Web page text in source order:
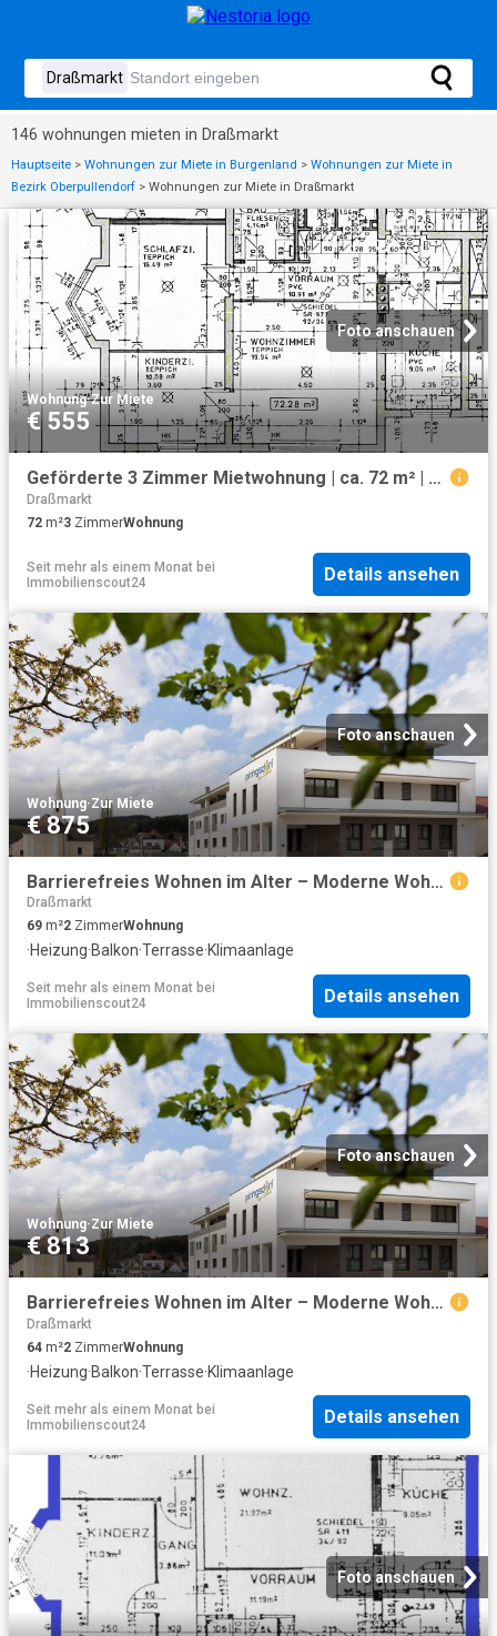
146 wohnungen mieten in Draßmarkt
Hauptseite > Wohnungen zur Miete in Burgenland > Wohnungen zur Miete in
Bezirk Oberpullendorf > Wohnungen zur Miete in Draßmarkt
Foto anschauen
Wohnung·Zur Miete
€ 555
Geförderte 3 Zimmer Mietwohnung | ca. 72 m² | Erdgeschoss
Draßmarkt
72 m²3 ZimmerWohnung
Seit mehr als einem Monat bei
Immobilienscout24
Details ansehen
Foto anschauen
Wohnung·Zur Miete
€ 875
Barrierefreies Wohnen im Alter – Moderne Wohnungen mit umfassender Betreuungspauschale| Top 1 | Franz Drescher gGmbH
Draßmarkt
69 m²2 ZimmerWohnung
·Heizung·Balkon·Terrasse·Klimaanlage
Seit mehr als einem Monat bei
Immobilienscout24
Details ansehen
Foto anschauen
Wohnung·Zur Miete
€ 813
Barrierefreies Wohnen im Alter – Moderne Wohnungen mit umfassender Betreuungspauschale| Top 7 | Franz Drescher gGmbH
Draßmarkt
64 m²2 ZimmerWohnung
·Heizung·Balkon·Terrasse·Klimaanlage
Seit mehr als einem Monat bei
Immobilienscout24
Details ansehen
Foto anschauen